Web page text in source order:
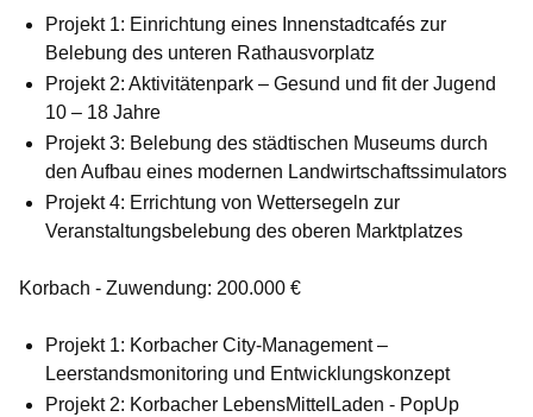
Projekt 1: Einrichtung eines Innenstadtcafés zur
Belebung des unteren Rathausvorplatz
Projekt 2: Aktivitätenpark – Gesund und fit der Jugend
10 – 18 Jahre
Projekt 3: Belebung des städtischen Museums durch
den Aufbau eines modernen Landwirtschaftssimulators
Projekt 4: Errichtung von Wettersegeln zur
Veranstaltungsbelebung des oberen Marktplatzes
Korbach - Zuwendung: 200.000 €
Projekt 1: Korbacher City-Management –
Leerstandsmonitoring und Entwicklungskonzept
Projekt 2: Korbacher LebensMittelLaden - PopUp